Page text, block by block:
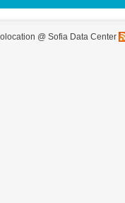
@ Sofia Data Center